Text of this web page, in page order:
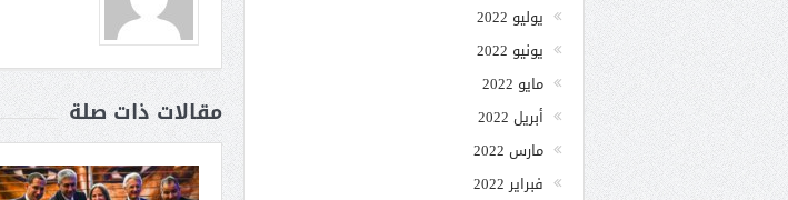
مقالات ذات صلة
يوليو 2022
يونيو 2022
مايو 2022
أبريل 2022
مارس 2022
فبراير 2022